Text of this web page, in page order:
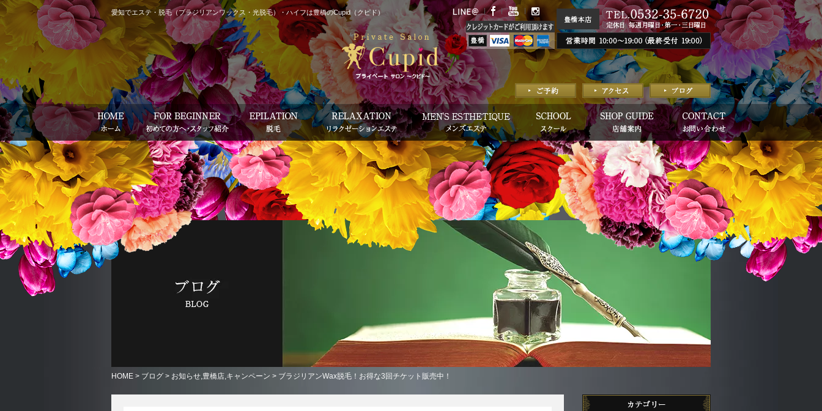
愛知でエステ・脱毛（ブラジリアンワックス・光脱毛）・ハイフは豊橋のCupid（クピド）
HOME > ブログ > お知らせ,豊橋店,キャンペーン > ブラジリアンWax脱毛！お得な3回チケット販売中！